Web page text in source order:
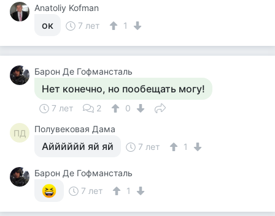
Anatoliy Kofman
ок 7 лет 1
Барон Де Гофмансталь
Нет конечно, но пообещать могу!
7 лет 2 0
ПД Полувековая Дама
Айййййй яй яй 7 лет 1
Барон Де Гофмансталь
7 лет
1